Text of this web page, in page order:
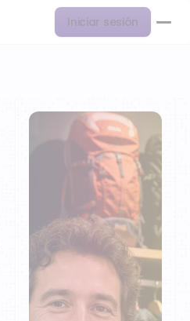
Iniciar sesión